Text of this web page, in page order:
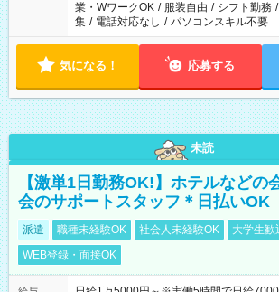
業・WワークOK / 服装自由 / シフト勤務 /
集 / 電話対応なし / パソコンスキル不要
気になる！ 応募する
未読
【激単1日勤務OK!】ホテルなどの
会のサポートスタッフ＊日払いOK
派遣 職種未経験OK 社会人未経験OK 大学生歓
WEB登録・面接OK